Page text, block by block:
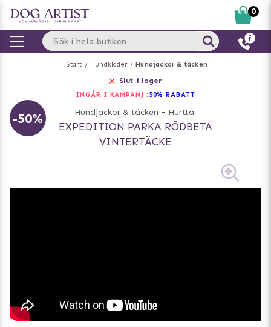
Start Hundkläder Hundjackor & täcken
Slut i lager
INGÅR I KAMPANJ : 50% RABATT
-50% Hundjackor & täcken - Hurtta
EXPEDITION PARKA RÖDBETA
VINTERTÄCKE
0